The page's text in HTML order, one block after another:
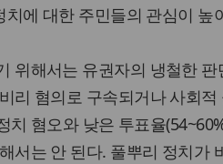
치에 대한 주민들의 관심이 높
위해서는 유권자의 냉철한
리 혐의로 구속되거나 사회
치 혐오와 낮은 투표율
서는 안 된다. 풀뿌리 정치가